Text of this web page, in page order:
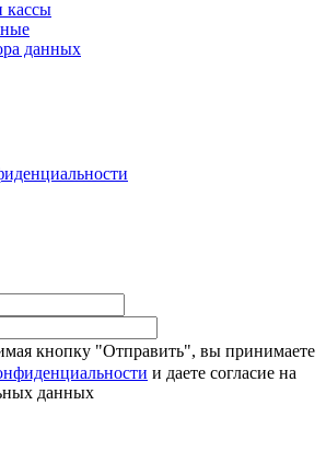
кассы
данных
кнопку "Отправить", вы принимаете
и даете согласие на
данных